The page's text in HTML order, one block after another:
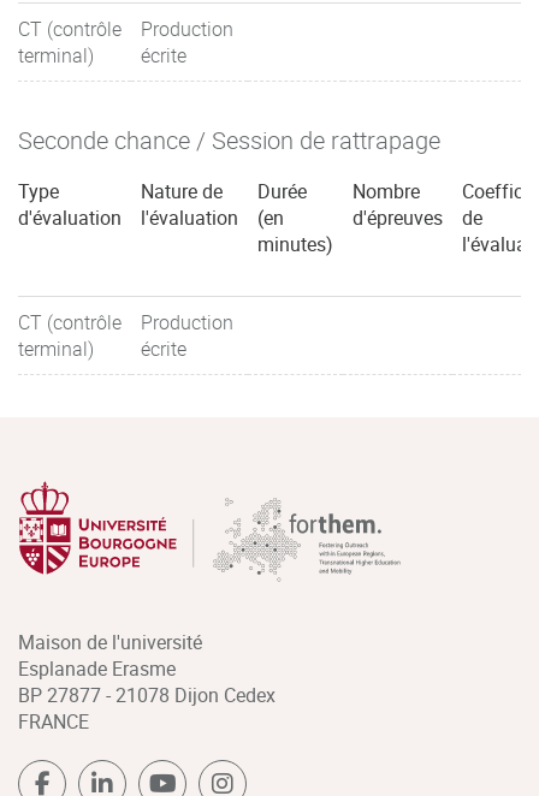
CT (contrôle
terminal)
Production
écrite
Seconde chance / Session de rattrapage
Type
d'évaluation
Nature de
l'évaluation
Durée
(en
minutes)
Nombre
d'épreuves
de
CT (contrôle
terminal)
Production
écrite
Maison de l'université
Esplanade Erasme
BP 27877 - 21078 Dijon Cedex
FRANCE